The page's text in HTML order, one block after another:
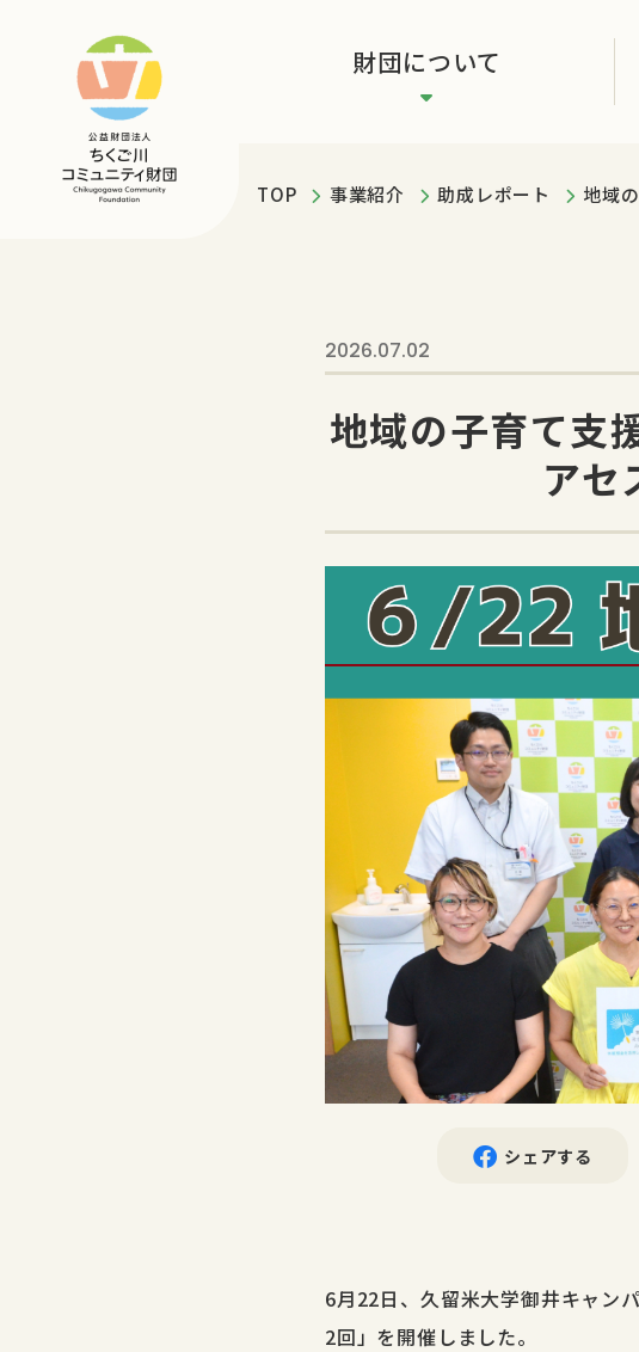
財団について
TOP 事業紹介 助成レポート 地域
2026.07.02
地域の子育て支
アセ
シェアする
6月22日、久留米大学御井キャン
2回」を開催しました。